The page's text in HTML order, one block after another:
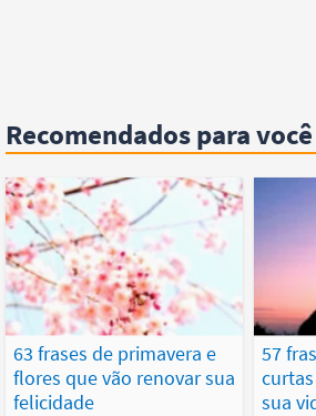
Recomendados para você
63 frases de primavera e
flores que vão renovar sua
felicidade
57
sua